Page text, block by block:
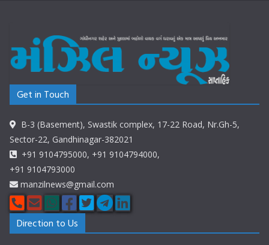
Get in Touch
B-3 (Basement), Swastik complex, 17-22 Road, Nr.Gh-5,
Sector-22, Gandhinagar-382021
+91 9104795000, +91 9104794000,
+91 9104793000
manzilnews@gmail.com
Direction to Us